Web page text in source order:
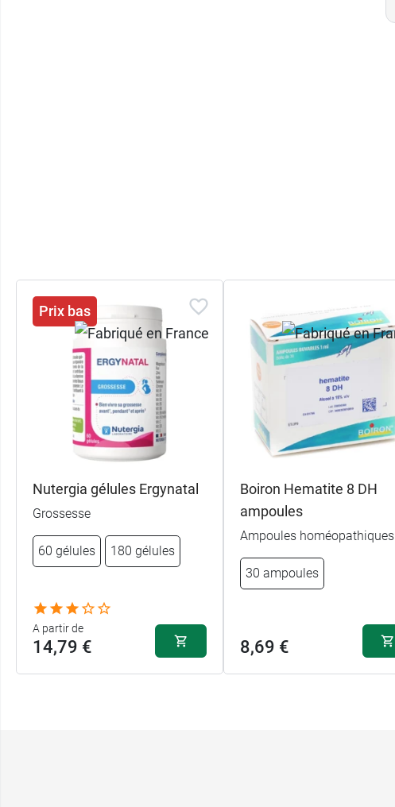
Prix bas
Nutergia gélules Ergynatal
Grossesse
60 gélules 180 gélules
A partir de
14,79 €
Boiron Hematite 8 DH
ampoules
Ampoules homéopathiques
30 ampoules
8,69 €